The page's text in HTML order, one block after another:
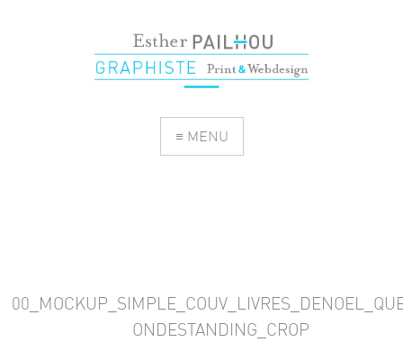
≡ MENU
ONDESTANDING_CROP